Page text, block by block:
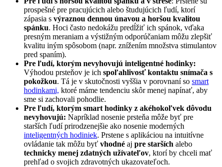
prospešné pre pracujúcich alebo študujúcich ľudí, ktorí
zápasia s výraznou dennou únavou a horšou kvalitou
spánku. Hoci často nedokážu predĺžiť ich spánok, vďaka
presným meraniam a výstižným odporúčaniam môžu zlepšiť
kvalitu iným spôsobom (napr. znížením množstva stimulantov
pred spaním).
Pre ľudí, ktorým nevyhovujú inteligentné hodinky:
Výhodou prsteňov je ich spoľahlivosť kontaktu snímača s
pokožkou. Tá je v skutočnosti vyššia v porovnaní so smart
hodinkami, ktoré máme tendenciu skôr menej napínať, aby
sme si zachovali pohodlie.
Pre ľudí, ktorým smart hodinky z akéhokoľvek dôvodu
nevyhovujú: Napríklad nosenie prsteňa môže byť pre
starších ľudí prirodzenejšie ako nosenie moderných
inteligentných hodiniek. Prstene s aplikáciou na intuitívne
ovládanie tak môžu byť vhodné aj pre starších alebo
technicky menej zdatných užívateľov, ktorí by chceli mať
prehľad o svojich zdravotných ukazovateľoch.